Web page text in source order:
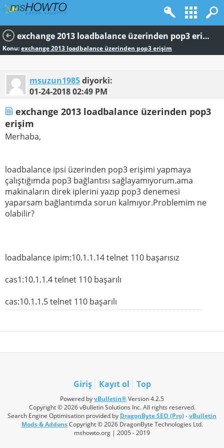
exchange 2013 loadbalance üzerinden pop3 erişim
Konu:exchange 2013 loadbalance üzerinden pop3 erişim
msuzun1985diyorki:
01-24-201802:49 PM
exchange 2013 loadbalance üzerinden pop3
erişim
Merhaba,
loadbalance ipsi üzerinden pop3 erişimi yapmaya
çalıştığımda pop3 bağlantısı sağlayamıyorum.ama
makinaların direk iplerini yazıp pop3 denemesi
yaparsam bağlantımda sorun kalmıyor.Problemim ne
olabilir?
loadbalance ipim:10.1.1.14 telnet 110 başarısız
cas1:10.1.1.4 telnet 110 başarılı
cas:10.1.1.5 telnet 110 başarılı
Giriş Kayıt ol Top
Powered byvBulletin®Version 4.2.5
Copyright © 2026 vBulletin Solutions Inc. All rights reserved.
Search Engine Optimisation provided by DragonByte SEO (Pro)-vBulletin
Mods & AddonsCopyright © 2026 DragonByte Technologies Ltd.
mshowto.org | 2005 - 2019